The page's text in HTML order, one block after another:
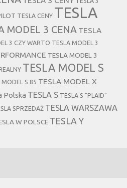
TESLA CENY TESLA
MODEL 3 CENA TESLA
3 CZY WARTO TESLA MODEL 3
TESLA MODEL 3
TESLA MODEL S
MODEL S 85 TESLA MODEL X
Polska TESLA S TESLA S "PLAID"
SPRZEDAŻ TESLA WARSZAWA
W POLSCE TESLA Y